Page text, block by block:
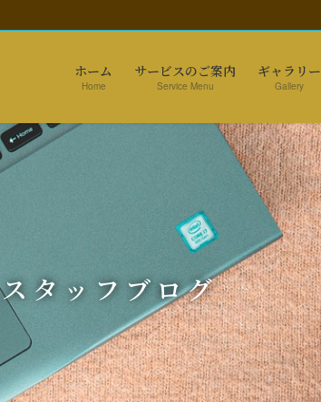
ホーム
Home
サービスのご案内
Service Menu
ギャラリー
Gallery
スタッフブログ